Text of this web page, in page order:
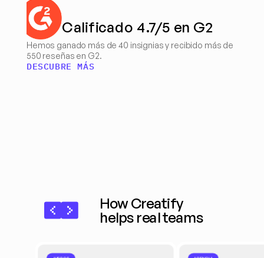
Calificado 4.7/5 en G2
Hemos ganado más de 40 insignias y recibido más de
550 reseñas en G2.
DESCUBRE MÁS
How Creatify
helps real teams